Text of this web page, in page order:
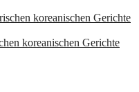
koreanischen Gerichte